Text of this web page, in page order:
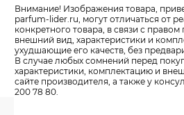
Внимание! Изображения товара,
parfum-lider.ru, могут отличаться от
конкретного товара, в связи с
внешний вид, характеристики и
ухудшающие его качеств, без
В случае любых сомнений перед
характеристики, комплектацию и
сайте производителя, а также у
200 78 80.